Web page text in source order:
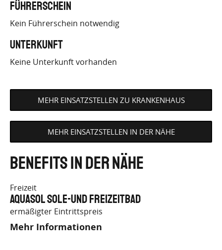
Führerschein
Kein Führerschein notwendig
Unterkunft
Keine Unterkunft vorhanden
MEHR EINSATZSTELLEN ZU KRANKENHAUS
MEHR EINSATZSTELLEN IN DER NÄHE
Benefits in der Nähe
Freizeit
aquasol Sole-und Freizeitbad
ermäßigter Eintrittspreis
Mehr Informationen